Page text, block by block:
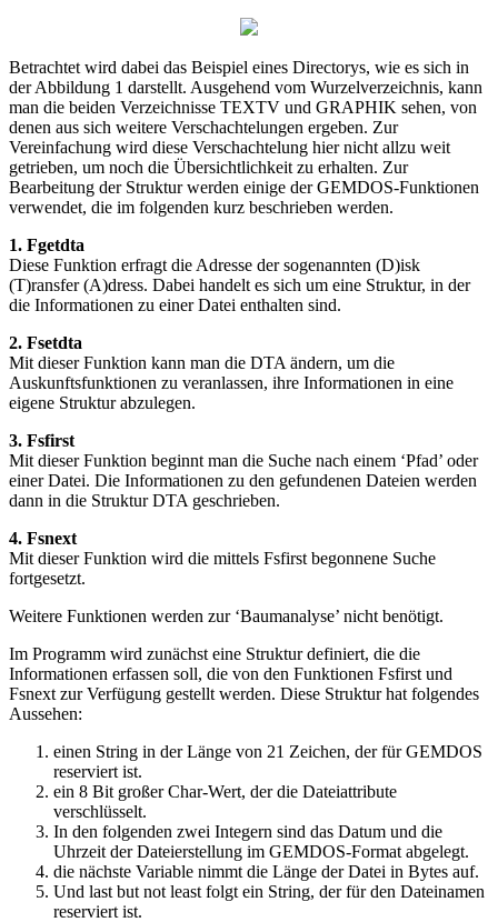
Betrachtet wird dabei das Beispiel eines Directorys, wie es sich in
der Abbildung 1 darstellt. Ausgehend vom Wurzelverzeichnis, kann
man die beiden Verzeichnisse TEXTV und GRAPHIK sehen, von
denen aus sich weitere Verschachtelungen ergeben. Zur
Vereinfachung wird diese Verschachtelung hier nicht allzu weit
getrieben, um noch die Übersichtlichkeit zu erhalten. Zur
Bearbeitung der Struktur werden einige der GEMDOS-Funktionen
verwendet, die im folgenden kurz beschrieben werden.
1. Fgetdta
Diese Funktion erfragt die Adresse der sogenannten (D)isk
(T)ransfer (A)dress. Dabei handelt es sich um eine Struktur, in der
die Informationen zu einer Datei enthalten sind.
2. Fsetdta
Mit dieser Funktion kann man die DTA ändern, um die
Auskunftsfunktionen zu veranlassen, ihre Informationen in eine
eigene Struktur abzulegen.
3. Fsfirst
Mit dieser Funktion beginnt man die Suche nach einem ‘Pfad’ oder
einer Datei. Die Informationen zu den gefundenen Dateien werden
dann in die Struktur DTA geschrieben.
4. Fsnext
Mit dieser Funktion wird die mittels Fsfirst begonnene Suche
fortgesetzt.
Weitere Funktionen werden zur ‘Baumanalyse’ nicht benötigt.
Im Programm wird zunächst eine Struktur definiert, die die
Informationen erfassen soll, die von den Funktionen Fsfirst und
Fsnext zur Verfügung gestellt werden. Diese Struktur hat folgendes
Aussehen:
einen String in der Länge von 21 Zeichen, der für GEMDOS
reserviert ist.
ein 8 Bit großer Char-Wert, der die Dateiattribute
verschlüsselt.
In den folgenden zwei Integern sind das Datum und die
Uhrzeit der Dateierstellung im GEMDOS-Format abgelegt.
die nächste Variable nimmt die Länge der Datei in Bytes auf.
Und last but not least folgt ein String, der für den Dateinamen
reserviert ist.